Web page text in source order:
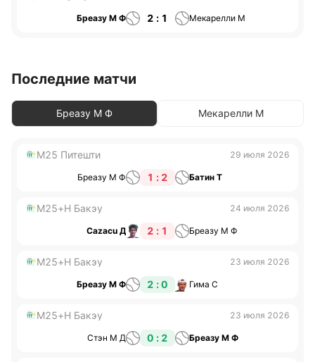
Бреазу М Ф 2 : 1 Мекарелли М
Последние матчи
Бреазу М Ф Мекарелли М
M25 Питешти 29 июля 2026
Бреазу М Ф 1 : 2 Батин Т
M25+H Бакэу 24 июля 2026
Cazacu Д 2 : 1 Бреазу М Ф
M25+H Бакэу 23 июля 2026
Бреазу М Ф 2 : 0 Гима С
M25+H Бакэу 23 июля 2026
Стэн М Д 0 : 2 Бреазу М Ф